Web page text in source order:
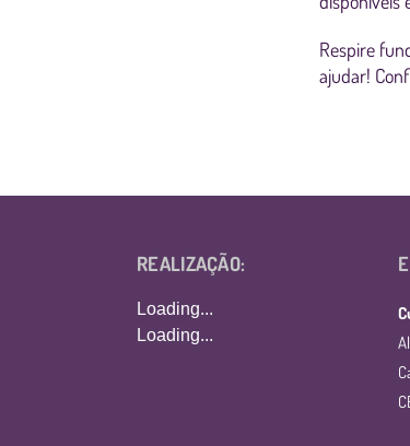
Respire
ajudar!
REALIZAÇÃO:
Loading...
Loading...